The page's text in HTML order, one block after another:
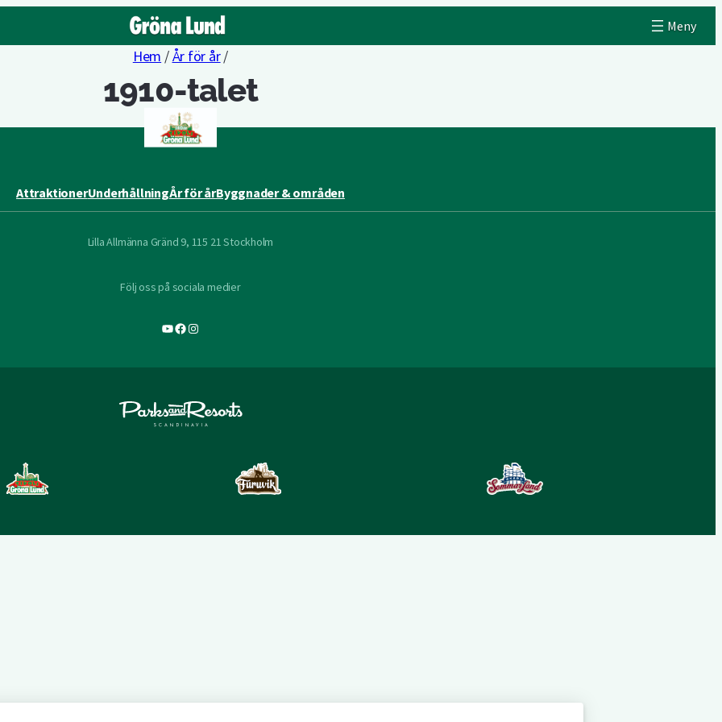
Hem /År för år/
1910-talet
AttraktionerUnderhållningÅr för årByggnader & områden
Lilla Allmänna Gränd 9, 115 21 Stockholm
Följ oss på sociala medier
YouTube
Facebook
Instagram